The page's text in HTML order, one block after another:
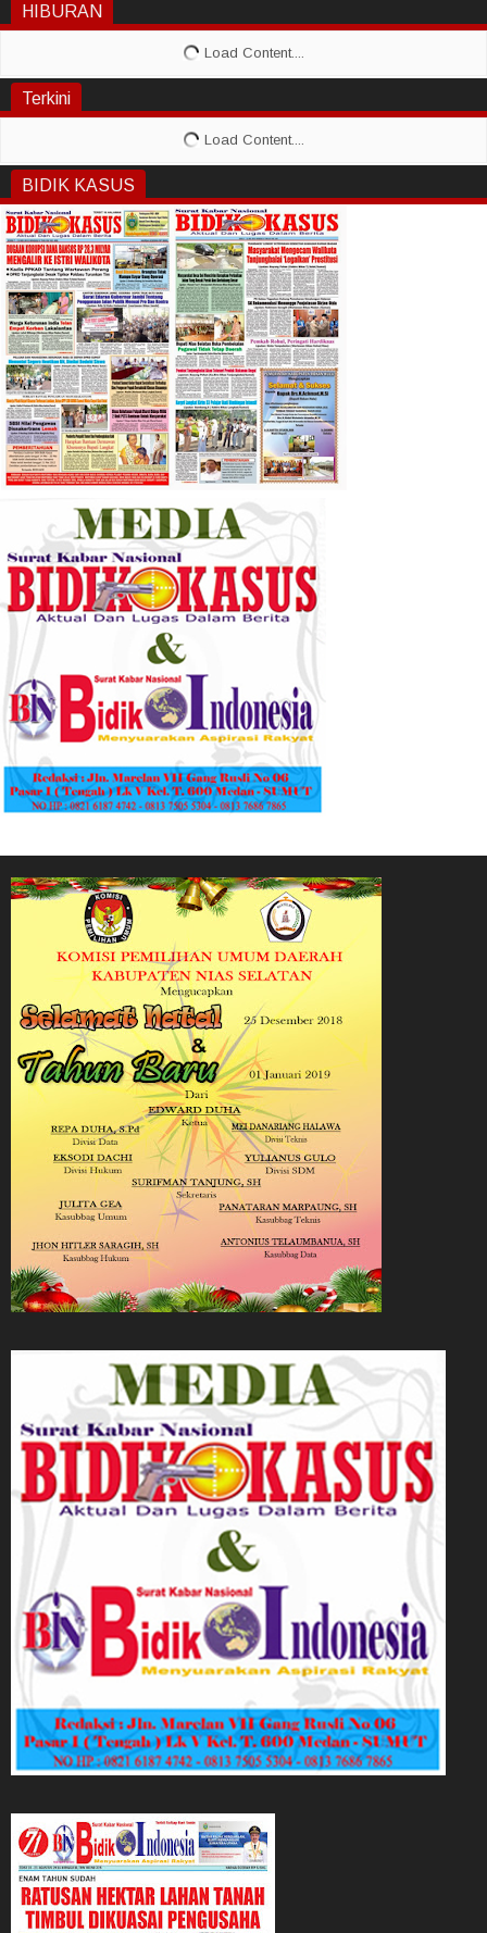
HIBURAN
Terkini
BIDIK KASUS